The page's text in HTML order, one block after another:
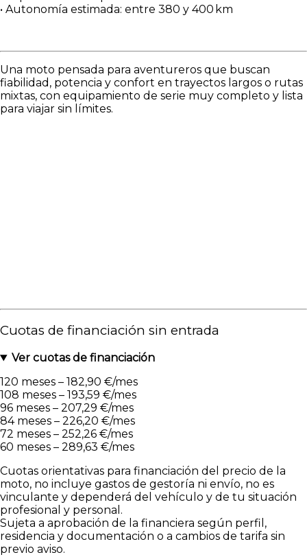
• Autonomía estimada: entre 380 y 400 km
Una moto pensada para aventureros que buscan
fiabilidad, potencia y confort en trayectos largos o rutas
mixtas, con equipamiento de serie muy completo y lista
para viajar sin límites.
Cuotas de financiación sin entrada
Ver cuotas de financiación
120 meses – 182,90 €/mes
108 meses – 193,59 €/mes
96 meses – 207,29 €/mes
84 meses – 226,20 €/mes
72 meses – 252,26 €/mes
60 meses – 289,63 €/mes
Cuotas orientativas para financiación del precio de la
moto, no incluye gastos de gestoría ni envío, no es
vinculante y dependerá del vehículo y de tu situación
profesional y personal.
Sujeta a aprobación de la financiera según perfil,
residencia y documentación o a cambios de tarifa sin
previo aviso.